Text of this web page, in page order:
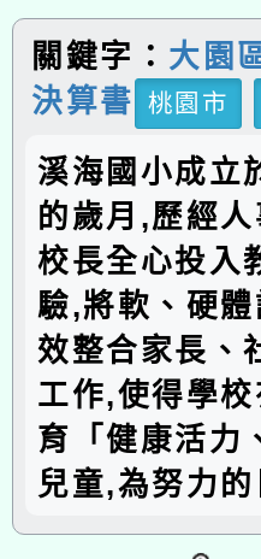
關鍵字： 大園
決算書
桃園市
溪海國小成立
的歲月,歷經
校長全心投入
驗,將軟、硬
效整合家長、
工作,使得學
育「健康活力
兒童,為努力的